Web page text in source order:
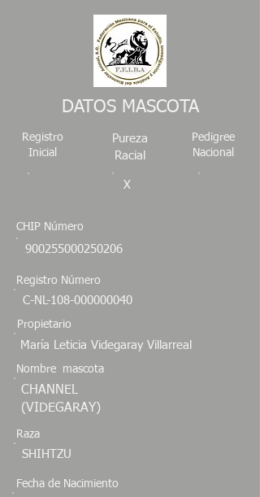
DATOS MASCOTA
Registro
Inicial
Pureza
Racial
X
Pedigree
Nacional
CHIP Número
900255000250206
Registro Número
C-NL-108-000000040
Propietario
María Leticia Videgaray Villarreal
Nombre mascota
CHANNEL
(VIDEGARAY)
Raza
SHIHTZU
Fecha de Nacimiento